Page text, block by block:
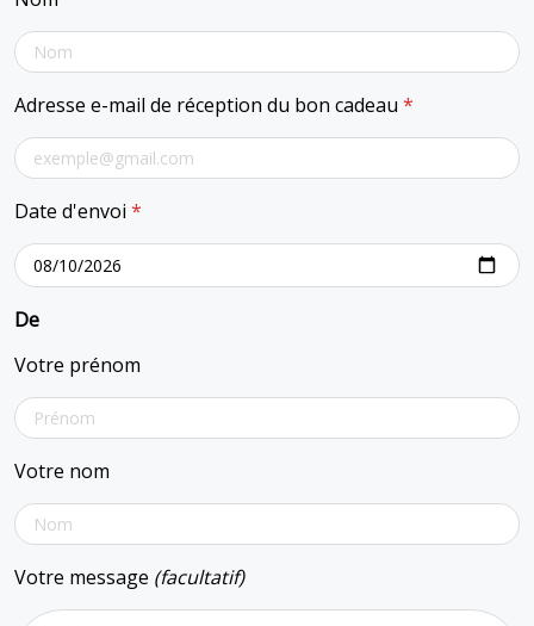
Adresse e-mail de réception du bon cadeau *
Date d'envoi *
De
Votre prénom
Votre nom
Votre message (facultatif)